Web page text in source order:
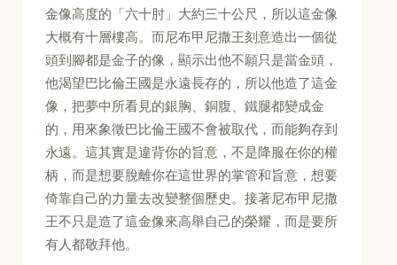
金像高度的「六十肘」大約三十公尺，所以這金像
大概有十層樓高。而尼布甲尼撒王刻意造出一個從
頭到腳都是金子的像，顯示出他不願只是當金頭，
他渴望巴比倫王國是永遠長存的，所以他造了這金
像，把夢中所看見的銀胸、銅腹、鐵腿都變成金
的，用來象徵巴比倫王國不會被取代，而能夠存到
永遠。這其實是違背你的旨意，不是降服在你的權
柄，而是想要脫離你在這世界的掌管和旨意，想要
倚靠自己的力量去改變整個歷史。接著尼布甲尼撒
王不只是造了這金像來高舉自己的榮耀，而是要所
有人都敬拜他。